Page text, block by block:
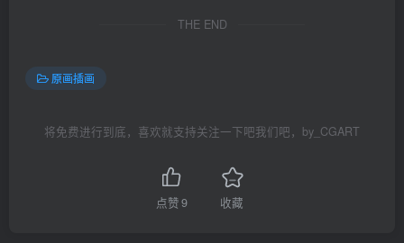
THE END
原画插画
将免费进行到底，喜欢就支持关注一下吧我们吧，by_CGART
点赞9 收藏